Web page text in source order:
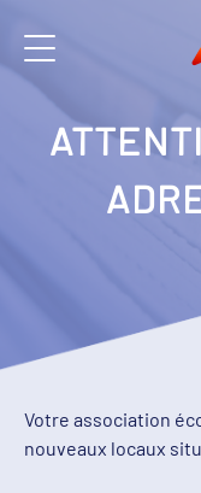
Votre association
nouveaux locaux